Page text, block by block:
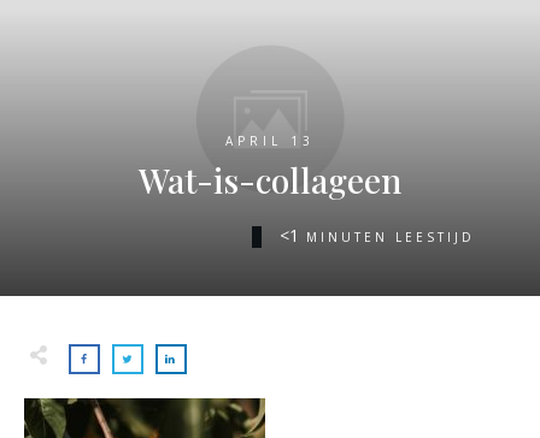
APRIL 13
Wat-is-collageen
<1 MINUTEN LEESTIJD